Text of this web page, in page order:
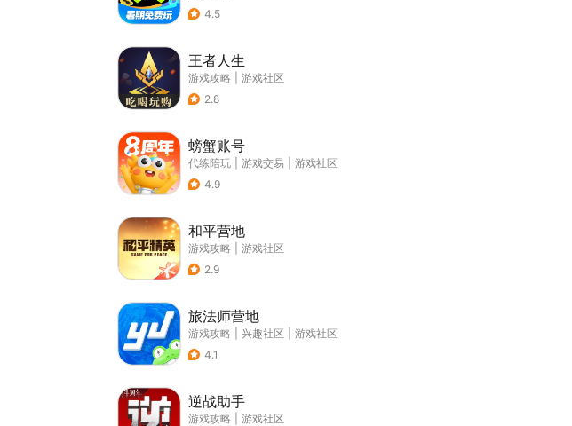
4.5
王者人生
游戏攻略
游戏社区
2.8
螃蟹账号
代练陪玩 游戏交易
游戏社区
4.9
和平营地
游戏攻略
游戏社区
2.9
旅法师营地
游戏攻略 兴趣社区
游戏社区
4.1
逆战助手
游戏攻略
游戏社区